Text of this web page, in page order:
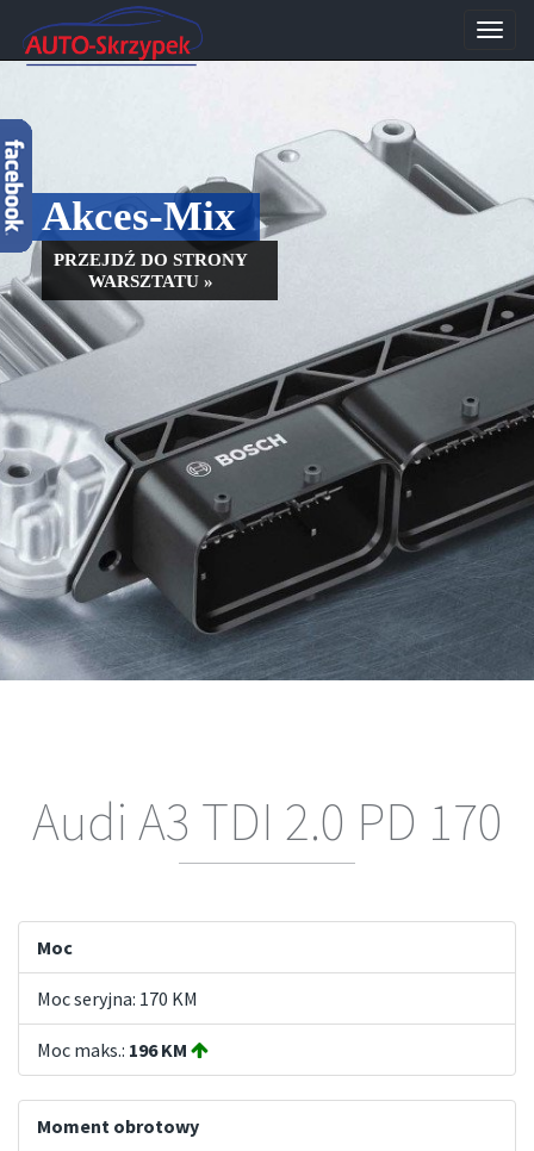
Akces-Mix
PRZEJDŹ DO STRONY
WARSZTATU »
Audi A3 TDI 2.0 PD 170
Moc
Moc seryjna: 170 KM
Moc maks.: 196 KM
Moment obrotowy